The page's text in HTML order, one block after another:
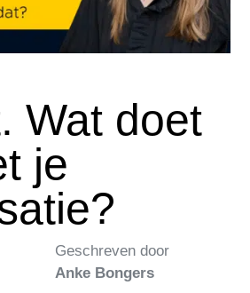
Wat doet
je
Geschreven door
Anke Bongers